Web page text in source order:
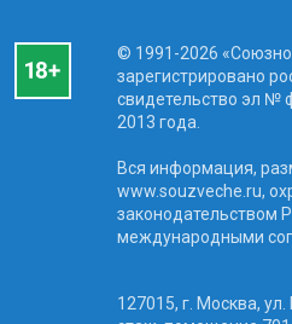
© 1991-2026
зарегистрировано
свидетельство эл №
2013 года.
Вся информация,
www.souzveche.ru,
законодательством
международными
127015, г. Москва,